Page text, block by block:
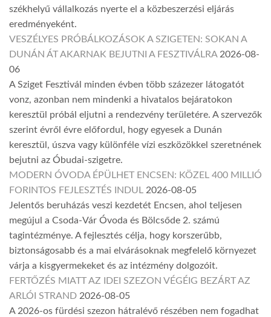
székhelyű vállalkozás nyerte el a közbeszerzési eljárás
eredményeként.
VESZÉLYES PRÓBÁLKOZÁSOK A SZIGETEN: SOKAN A
DUNÁN ÁT AKARNAK BEJUTNI A FESZTIVÁLRA 2026-08-
06
A Sziget Fesztivál minden évben több százezer látogatót
vonz, azonban nem mindenki a hivatalos bejáratokon
keresztül próbál eljutni a rendezvény területére. A szervezők
szerint évről évre előfordul, hogy egyesek a Dunán
keresztül, úszva vagy különféle vízi eszközökkel szeretnének
bejutni az Óbudai-szigetre.
MODERN ÓVODA ÉPÜLHET ENCSEN: KÖZEL 400 MILLIÓ
FORINTOS FEJLESZTÉS INDUL 2026-08-05
Jelentős beruházás veszi kezdetét Encsen, ahol teljesen
megújul a Csoda-Vár Óvoda és Bölcsőde 2. számú
tagintézménye. A fejlesztés célja, hogy korszerűbb,
biztonságosabb és a mai elvárásoknak megfelelő környezet
várja a kisgyermekeket és az intézmény dolgozóit.
FERTŐZÉS MIATT AZ IDEI SZEZON VÉGÉIG BEZÁRT AZ
ARLÓI STRAND 2026-08-05
A 2026-os fürdési szezon hátralévő részében nem fogadhat